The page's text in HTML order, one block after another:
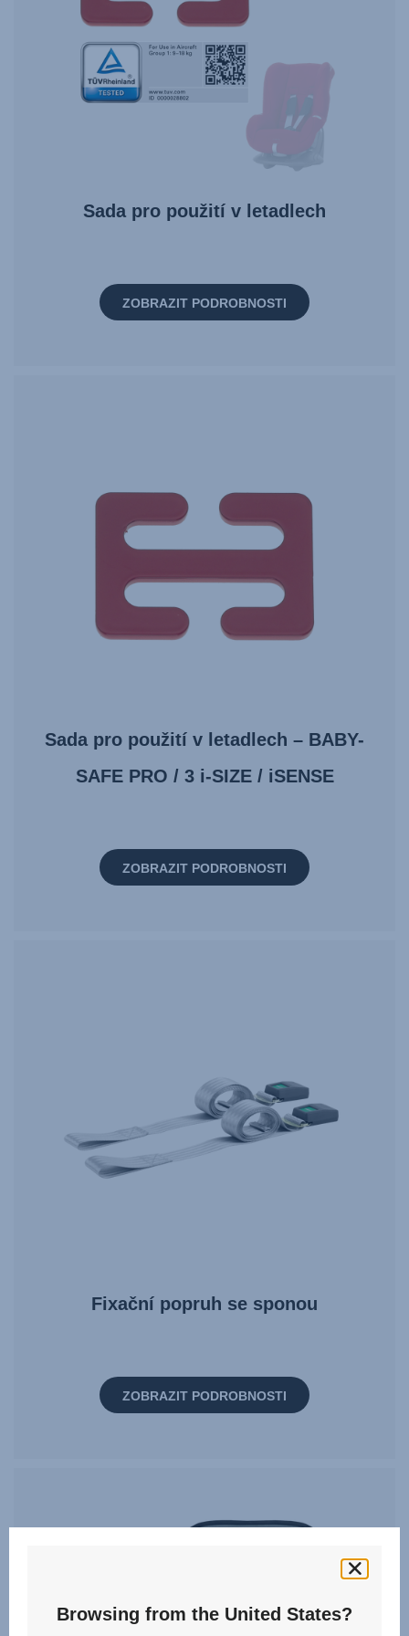
Sada pro použití v letadlech
ZOBRAZIT PODROBNOSTI
Sada pro použití v letadlech – BABY-
SAFE PRO / 3 i-SIZE / iSENSE
ZOBRAZIT PODROBNOSTI
Fixační popruh se sponou
ZOBRAZIT PODROBNOSTI
Browsing from the United States?